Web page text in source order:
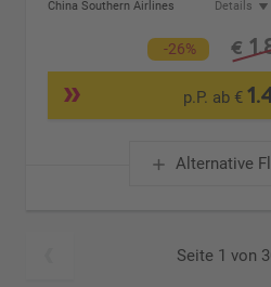
China Southern Airlines
Details
-26% €
p.P. ab €
Alternative
Seite 1 von